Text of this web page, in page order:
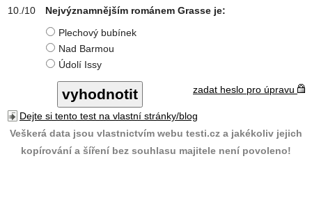
Nejvýznamnějším románem Grasse je:
Plechový bubínek
Nad Barmou
Údolí Issy
zadat heslo pro úpravu
Dejte si tento test na vlastní stránky/blog
Veškerá data jsou vlastnictvím webu testi.cz a jakékoliv jejich
kopírování a šíření bez souhlasu majitele není povoleno!